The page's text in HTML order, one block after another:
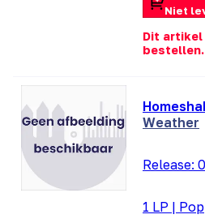
Niet
Dit artikel
bestellen.
Weather
Release:
1 LP | Pop